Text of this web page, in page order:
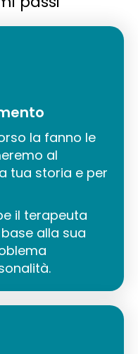
la fanno le
al
tua storia e per
il terapeuta
alla sua